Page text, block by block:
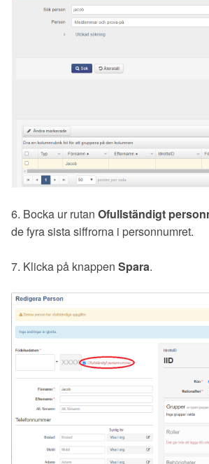
6. Bocka ur rutan Ofullständigt
de fyra sista siffrorna i personnumret.
7. Klicka på knappen Spara.